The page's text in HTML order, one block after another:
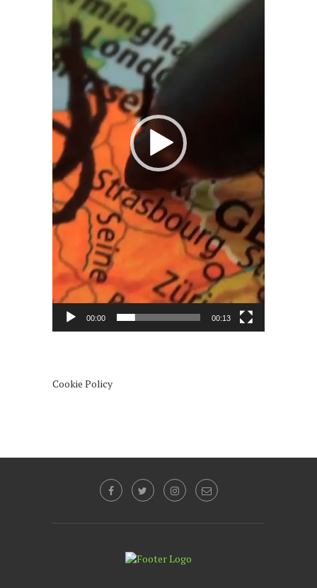
00:00 00:13
Cookie Policy